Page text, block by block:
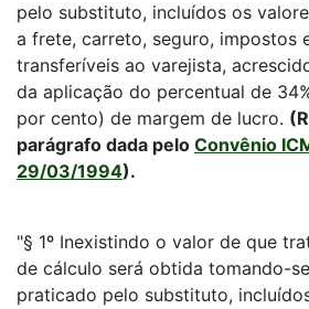
pelo substituto, incluídos os
a frete, carreto, seguro, impostos
transferíveis ao varejista,
da aplicação do percentual de
por cento) de margem de lucro.
parágrafo dada pelo Convênio
29/03/1994).
"§ 1º Inexistindo o valor de que
de cálculo será obtida tomando-
praticado pelo substituto,